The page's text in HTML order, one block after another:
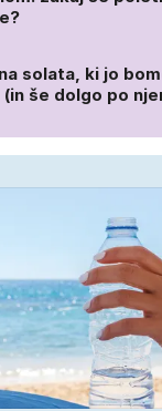
solata, ki jo
še dolgo po